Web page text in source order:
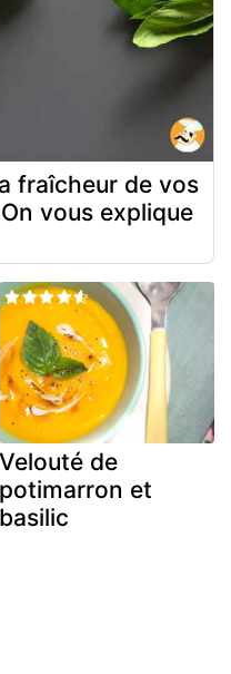
fraîcheur de vos
vous explique
Velouté de
potimarron et
basilic